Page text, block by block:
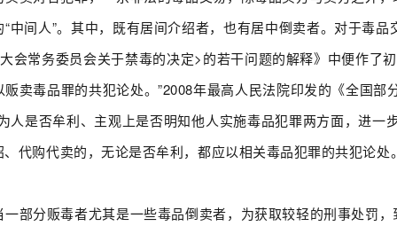
中间人”。其中，既有居间介绍者，也有居中倒卖者。对于毒
会常务委员会关于禁毒的决定>的若干问题的解释》中便作了
卖毒品罪的共犯论处。”2008年最高人民法院印发的《全国
人是否牟利、主观上是否明知他人实施毒品犯罪两方面，进一
代购代卖的，无论是否牟利，都应以相关毒品犯罪的共犯论处
一部分贩毒者尤其是一些毒品倒卖者，为获取较轻的刑事处罚